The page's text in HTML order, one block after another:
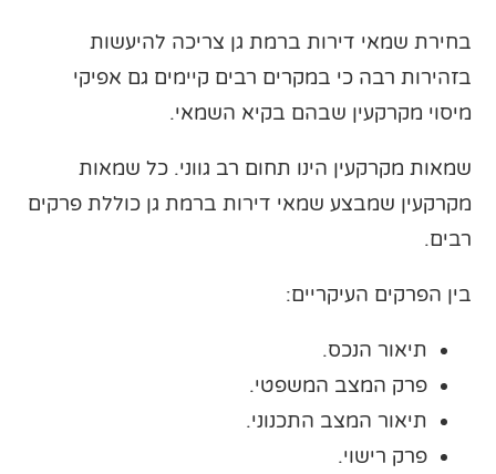
בחירת שמאי דירות ברמת גן צריכה להיעשות
בזהירות רבה כי במקרים רבים קיימים גם אפיקי
מיסוי מקרקעין שבהם בקיא השמאי.
שמאות מקרקעין הינו תחום רב גווני. כל שמאות
מקרקעין שמבצע שמאי דירות ברמת גן כוללת פרקים
רבים.
בין הפרקים העיקריים:
תיאור הנכס.
פרק המצב המשפטי.
תיאור המצב התכנוני.
פרק רישוי.